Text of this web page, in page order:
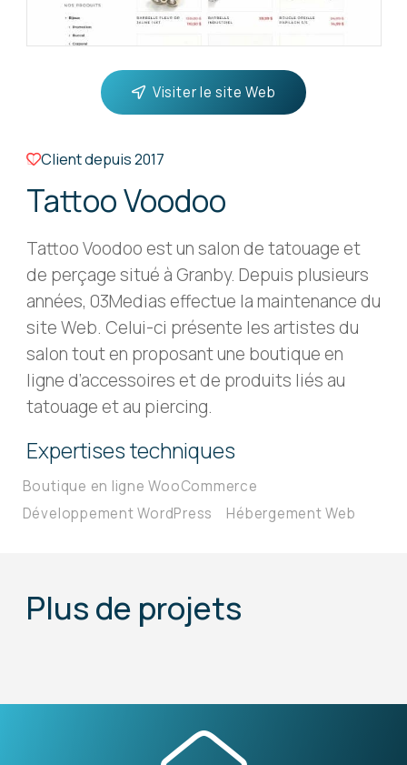
Visiter le site Web
Client depuis2017
Tattoo Voodoo
Tattoo Voodoo est un salon de tatouage et
de perçage situé à Granby. Depuis plusieurs
années, 03Medias effectue la maintenance du
site Web. Celui-ci présente les artistes du
salon tout en proposant une boutique en
ligne d’accessoires et de produits liés au
tatouage et au piercing.
Expertises techniques
Boutique en ligne WooCommerce
Développement WordPress
Hébergement Web
Plus de projets